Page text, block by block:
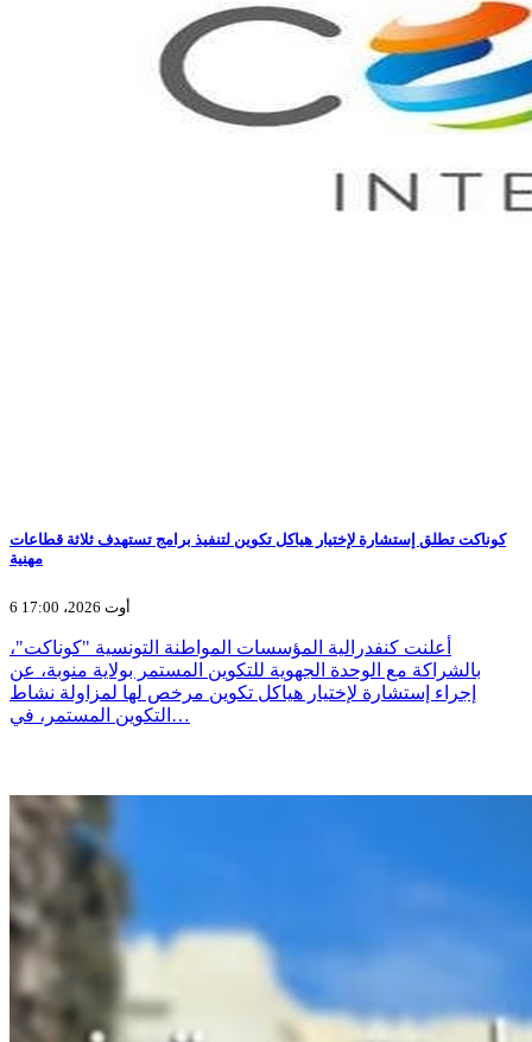
كوناكت تطلق إستشارة لإختيار هياكل تكوين لتنفيذ برامج تستهدف ثلاثة قطاعات
مهنية
6 أوت 2026، 17:00
أعلنت كنفدرالية المؤسسات المواطنة التونسية "كوناكت"،
بالشراكة مع الوحدة الجهوية للتكوين المستمر بولاية منوبة، عن
إجراء إستشارة لإختيار هياكل تكوين مرخص لها لمزاولة نشاط
التكوين المستمر، في…